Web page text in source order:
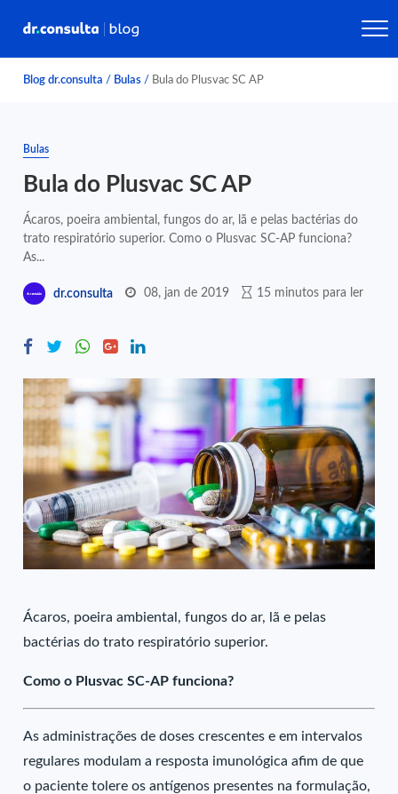
Blog dr.consulta / Bulas / Bula do Plusvac SC AP
Bulas
Bula do Plusvac SC AP
Ácaros, poeira ambiental, fungos do ar, lã e pelas bactérias do
trato respiratório superior. Como o Plusvac SC-AP funciona?
As...
dr.consulta 08, jan de 2019 15 minutos para ler
Ácaros, poeira ambiental, fungos do ar, lã e pelas
bactérias do trato respiratório superior.
Como o Plusvac SC-AP funciona?
As administrações de doses crescentes e em intervalos
regulares modulam a resposta imunológica afim de que
o paciente tolere os antígenos presentes na formulação,